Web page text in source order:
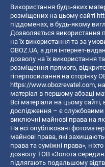
Використання будь-яких
розміщених на цьому сайті
піддоменах, в будь-якому
Дозволяється використання
на їх використання та за
OBOZ.UA, а для інтернет-
дозволу на їх використання
розміщення прямого,
гіперпосилання на сторінку
https://www.obozrevatel.com,
матеріал в першому абзаці
Всі матеріали на цьому сайті,
дослідження – є службовими
виключні майнові права на
На всі опубліковані
майнові права, які
права та суміжні права»,
дозволу ТОВ «Золота
підлягають подальшому